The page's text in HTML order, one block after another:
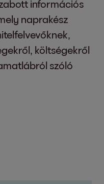
információs
naprakész
költségekről
szóló